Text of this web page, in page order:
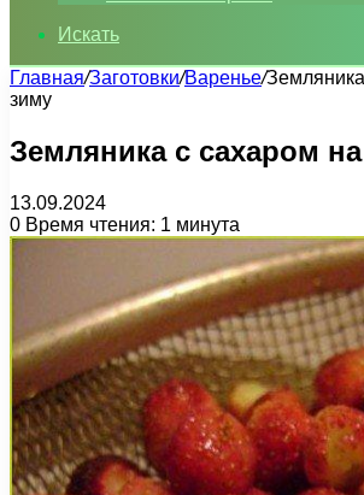
Искать
Главная/Заготовки/Варенье/
зиму
Земляника с сахаром
13.09.2024
0 Время чтения: 1 минута